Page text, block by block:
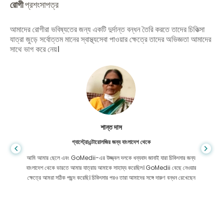
রোগীপ্রশংসাপত্র
আমাদের রোগীরা ভবিষ্যতের জন্য একটি দুর্দান্ত বন্ধন তৈরি করতে তাদের চিকিত্সা
যাত্রা জুড়ে সর্বোত্তম মানের স্বাস্থ্যসেবা পাওয়ার ক্ষেত্রে তাদের অভিজ্ঞতা আমাদের
সাথে ভাগ করে নেয়।
শান্ত দাস
গ্যাস্ট্রোএন্টারোলজির জন্য বাংলাদেশ থেকে
আমি আমার ছেলে এবং GoMedii-এর উজ্জ্বল দলকে ধন্যবাদ জানাই যারা চিকিৎসার জন্য
বাংলাদেশ থেকে ভারতে আমার যাত্রায় আমাকে সাহায্য করেছিল। GoMedii বেছে নেওয়ার
ক্ষেত্রে আমরা সঠিক পছন্দ করেছি। চিকিৎসার পরও তারা আমাদের সঙ্গে দারুণ বন্ধন রেখেছেন